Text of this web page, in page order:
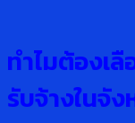
ทำไมต้องเลื
รับจ้างในจั